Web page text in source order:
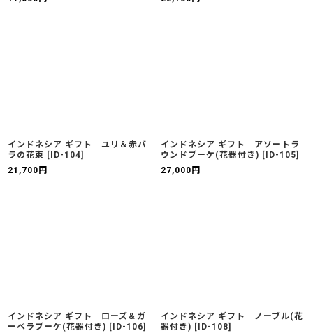
インドネシア ギフト｜ユリ＆赤バ
ラの花束 [ ID-104]
21,700 円
インドネシア ギフト｜アソートラ
ウンドブーケ(花器付き) [ ID-105]
27,000 円
インドネシア ギフト｜ローズ＆ガ
ーベラブーケ(花器付き) [ ID-106]
インドネシア ギフト｜ノーブル(花
器付き) [ ID-108]